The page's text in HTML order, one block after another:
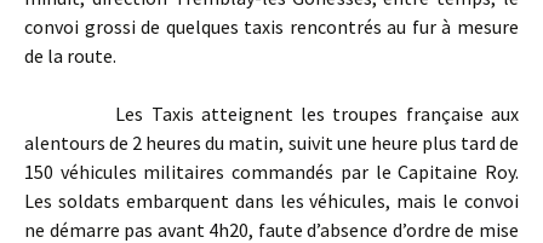
convoi grossi de quelques taxis rencontrés au fur à mesure
de la route.
Les Taxis atteignent les troupes française aux
alentours de 2 heures du matin, suivit une heure plus tard de
150 véhicules militaires commandés par le Capitaine Roy.
Les soldats embarquent dans les véhicules, mais le convoi
ne démarre pas avant 4h20, faute d’absence d’ordre de mise